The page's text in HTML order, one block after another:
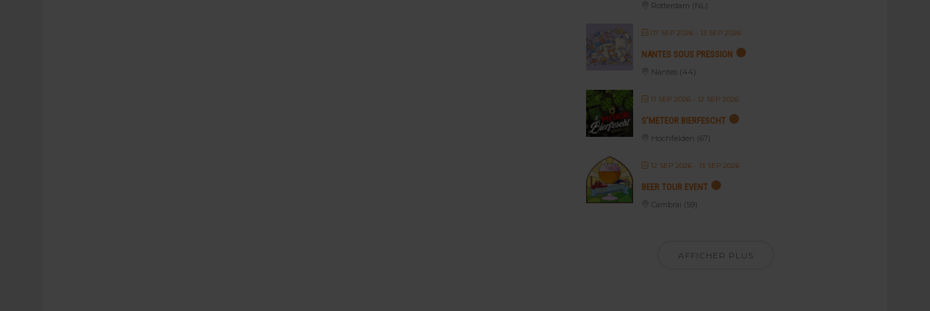
Rotterdam (NL)
07 SEP 2026 - 13 SEP 2026
NANTES SOUS PRESSION
Nantes (44)
11 SEP 2026 - 12 SEP 2026
S’METEOR BIERFESCHT
Hochfelden (67)
12 SEP 2026 - 13 SEP 2026
BEER TOUR EVENT
Cambrai (59)
AFFICHER PLUS